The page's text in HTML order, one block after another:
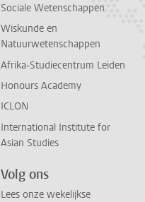
Sociale Wetenschappen
Wiskunde en
Natuurwetenschappen
Afrika-Studiecentrum Leiden
Honours Academy
ICLON
International Institute for
Asian Studies
Volg ons
Lees onze wekelijkse